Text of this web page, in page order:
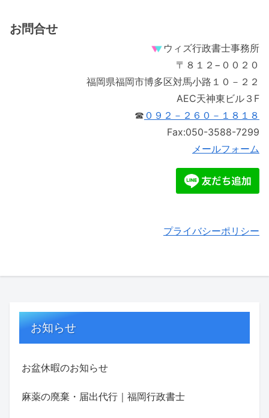
お問合せ
ウィズ行政書士事務所
〒８１２−００２０
福岡県福岡市博多区対馬小路１０－２２
AEC天神東ビル３F
☎ ０９２－２６０－１８１８
Fax:050-3588-7299
メールフォーム
プライバシーポリシー
お知らせ
お盆休暇のお知らせ
麻薬の廃棄・届出代行｜福岡行政書士